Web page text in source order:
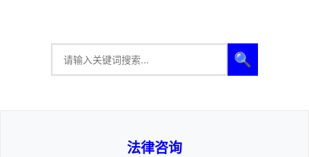
🔍
法律咨询